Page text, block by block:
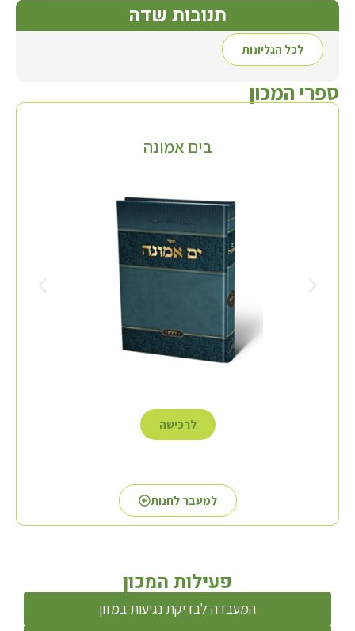
תנובות שדה
לכל הגליונות
ספרי המכון
בים אמונה
לרכישה
למעבר לחנות
פעילות המכון
המעבדה לבדיקת נגיעות במזון